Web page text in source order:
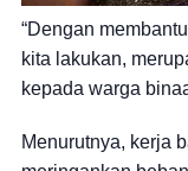
“Dengan
kita lakukan,
kepada warga
Menurutnya, kerja